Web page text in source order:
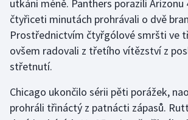
Ragby
Rychlobruslení
Short track
utkání méně. Panthers porazili Arizonu
čtyřiceti minutách prohrávali o dvě
Prostřednictvím čtyřgólové smršti ve
ovšem radovali z třetího vítězství z
střetnutí.
Chicago ukončilo sérii pěti porážek,
prohráli třináctý z patnácti zápasů.